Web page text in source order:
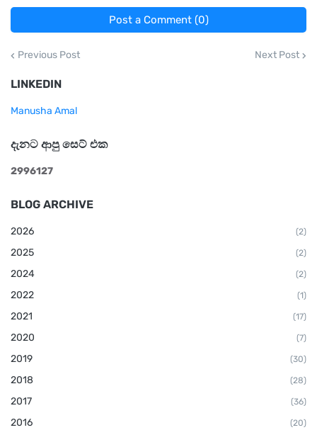
Post a Comment (0)
Previous Post Next Post
LINKEDIN
Manusha Amal
දැනට ආපු සෙට් එක
2996127
BLOG ARCHIVE
2026 (2)
2025 (2)
2024 (2)
2022 (1)
2021 (17)
2020 (7)
2019 (30)
2018 (28)
2017 (36)
2016 (20)